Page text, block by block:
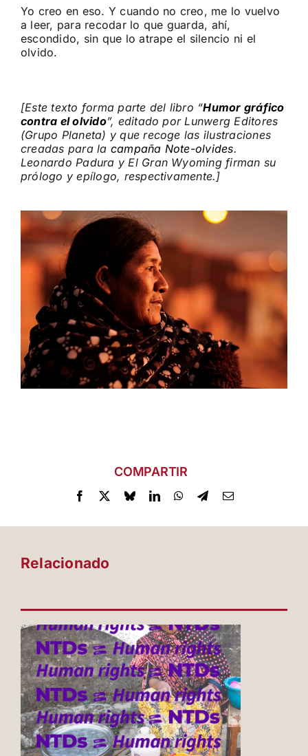
Yo creo en eso. Y cuando no creo, me lo vuelvo
a leer, para recodar lo que guarda, ahí,
escondido, sin que lo atrape el silencio ni el
olvido.
[Este texto forma parte del libro “Humor gráfico
contra el olvido”, editado por Lunwerg Editores
(Grupo Planeta) y que recoge las ilustraciones
creadas para la campaña Note-olvides.
Leonardo Padura y El Gran Wyoming firman su
prólogo y epílogo, respectivamente.]
COMPARTIR
Relacionado